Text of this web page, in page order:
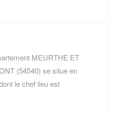
MEURTHE ET
(54540) se situe en
le chef lieu est